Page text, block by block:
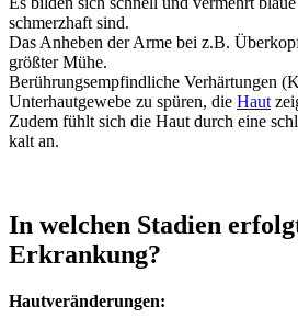
schmerzhaft sind.
Das Anheben der Arme bei z.B.
größter Mühe.
Berührungsempfindliche Verhärtungen
Unterhautgewebe zu spüren, die Haut
Zudem fühlt sich die Haut durch eine
kalt an.
In welchen Stadien
Erkrankung?
Hautveränderungen: